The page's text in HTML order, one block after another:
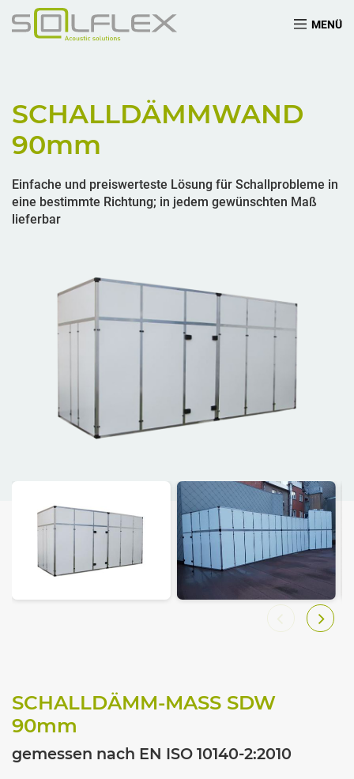
MENÜ
SCHALLDÄMMWAND
90mm
Einfache und preiswerteste Lösung für Schallprobleme in
eine bestimmte Richtung; in jedem gewünschten Maß
lieferbar
SCHALLDÄMM-MASS SDW
90mm
gemessen nach EN ISO 10140-2:2010